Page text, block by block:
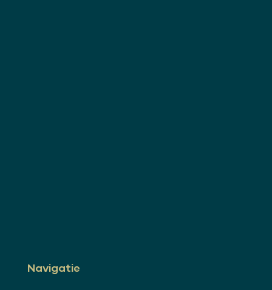
Navigatie